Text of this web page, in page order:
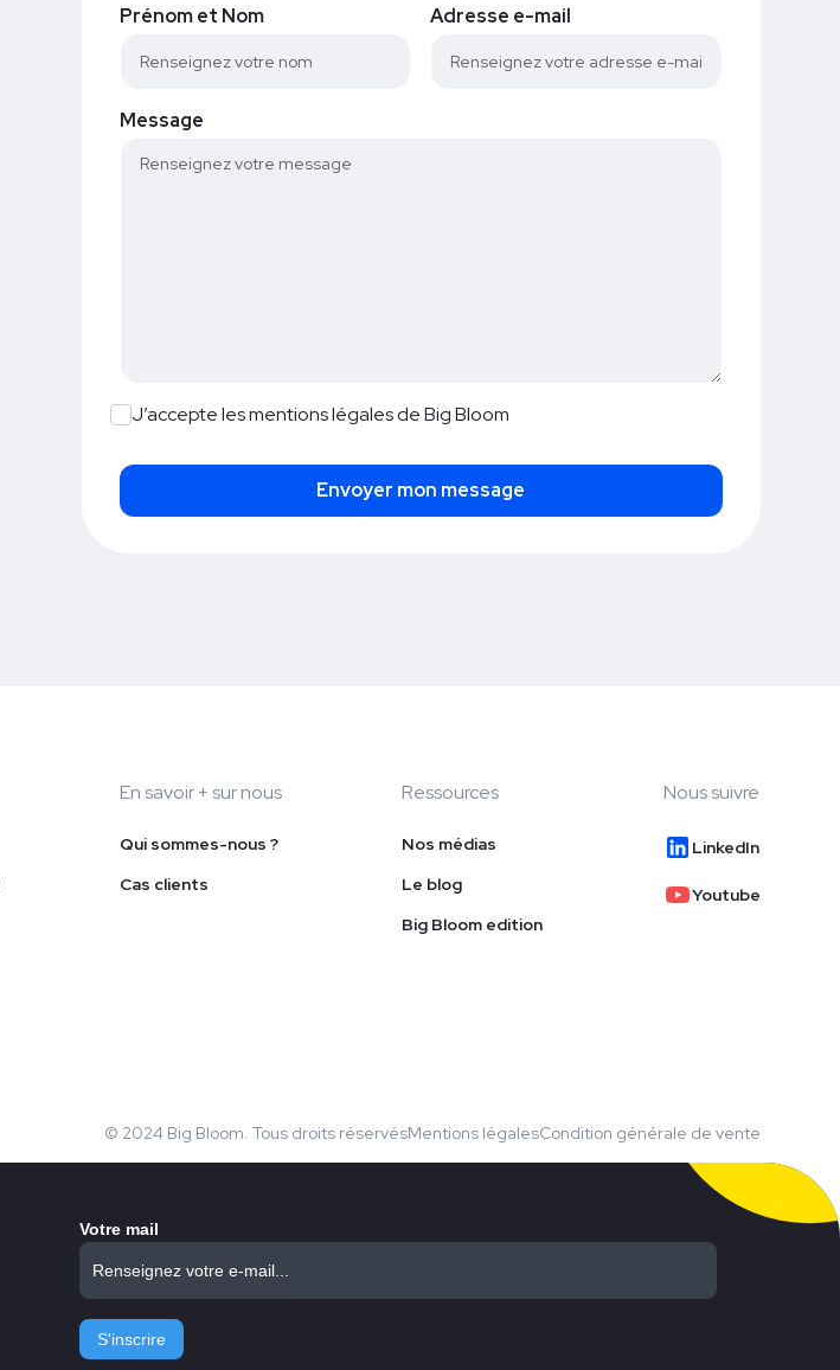
Prénom et Nom Adresse e-mail
Message
J’accepte lesmentions légalesde Big Bloom
En savoir + sur nous
Qui sommes-nous ?
Cas clients
Ressources
Nos médias
Le blog
Big Bloom edition
Nous suivre
LinkedIn
Youtube
© 2024 Big Bloom. Tous droits réservésMentions légalesCondition générale de vente
Votre mail